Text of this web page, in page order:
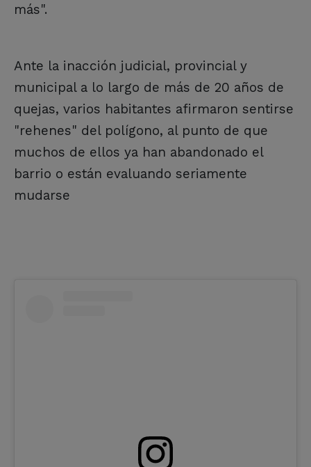
más".
Ante la inacción judicial, provincial y
municipal a lo largo de más de 20 años de
quejas, varios habitantes afirmaron sentirse
"rehenes" del polígono, al punto de que
muchos de ellos ya han abandonado el
barrio o están evaluando seriamente
mudarse